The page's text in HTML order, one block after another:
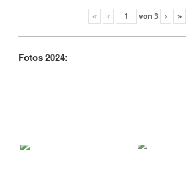
« ‹ von 3 › »
Fotos 2024: